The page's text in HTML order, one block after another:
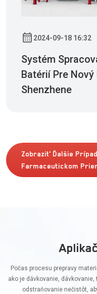
2024-09-18 16:32
Systém
Batérií Pre
Shenzhene
Zobraziť Ďalšie
Farmaceutickom
Počas procesu prepravy
ako je dávkovanie,
odstraňovanie nečistôt,